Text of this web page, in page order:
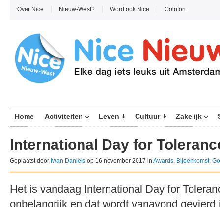
Over Nice Nieuw-West? Word ook Nice Colofon
Home Activiteiten Leven Cultuur Zakelijk
International Day for
Geplaatst door Iwan Daniëls op 16 november 2017 in Awards, Bijeenkomst,
Het is vandaag International Day for
onbelangrijk en dat wordt vanavond gevierd